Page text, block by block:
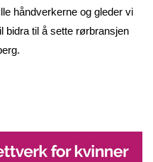
håndverkerne og gleder vi
bidra til å sette rørbransjen